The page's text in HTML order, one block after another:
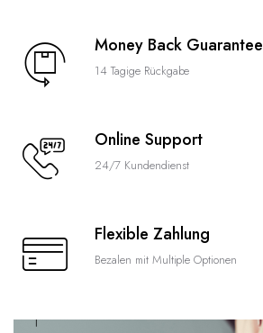
Money Back Guarantee
14 Tagige Rückgabe
Online Support
24/7 Kundendienst
Flexible Zahlung
Bezalen mit Multiple Optionen